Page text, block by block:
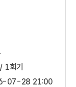
회기
07-28 21:00